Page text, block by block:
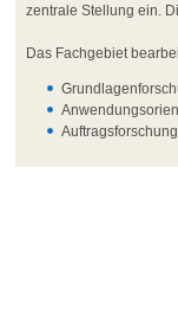
zentrale Stellung ein.
Das Fachgebiet